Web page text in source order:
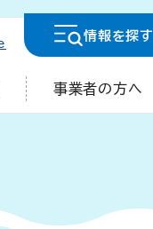
情報を探す
事業者の方へ